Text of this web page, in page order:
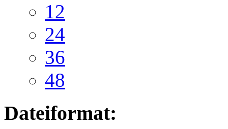
12
24
36
48
Dateiformat: